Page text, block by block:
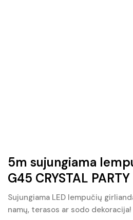
5m sujungiama
G45 CRYSTAL
Sujungiama LED lempučių
namų, terasos ar sodo dekoracija!